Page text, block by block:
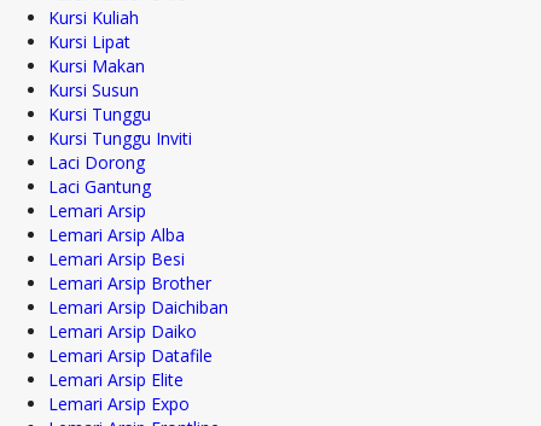
Kursi Kuliah
Kursi Lipat
Kursi Makan
Kursi Susun
Kursi Tunggu
Kursi Tunggu Inviti
Laci Dorong
Laci Gantung
Lemari Arsip
Lemari Arsip Alba
Lemari Arsip Besi
Lemari Arsip Brother
Lemari Arsip Daichiban
Lemari Arsip Daiko
Lemari Arsip Datafile
Lemari Arsip Elite
Lemari Arsip Expo